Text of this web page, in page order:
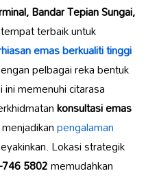
Bandar Tepian Sungai,
terbaik untuk
emasberkualiti tinggi
pelbagai reka bentuk
ini memenuhi citarasa
konsultasi emas
pengalaman
Lokasi strategik
5802memudahkan